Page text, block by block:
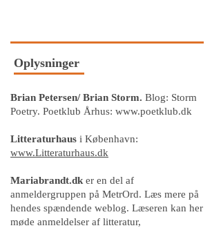
Oplysninger
Brian Petersen/ Brian Storm. Blog: Storm
Poetry. Poetklub Århus: www.poetklub.dk
Litteraturhaus i København:
www.Litteraturhaus.dk
Mariabrandt.dk er en del af
anmeldergruppen på MetrOrd. Læs mere på
hendes spændende weblog. Læseren kan her
møde anmeldelser af litteratur,